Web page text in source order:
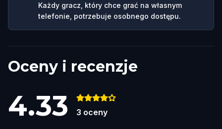
Każdy gracz, który chce grać na własnym
telefonie, potrzebuje osobnego dostępu.
Oceny i recenzje
4.33 3 oceny